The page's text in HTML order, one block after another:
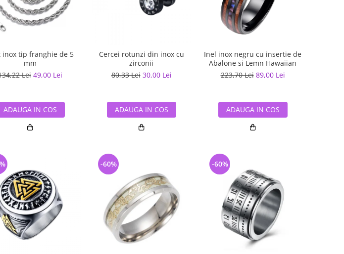
inox tip franghie de 5
mm
Lei 49,00 Lei
ADAUGA IN COS
Cercei rotunzi din inox cu
zirconii
80,33 Lei 30,00 Lei
ADAUGA IN COS
Inel inox negru cu insertie de
Abalone si Lemn Hawaiian
223,70 Lei 89,00 Lei
ADAUGA IN COS
-60% -60%